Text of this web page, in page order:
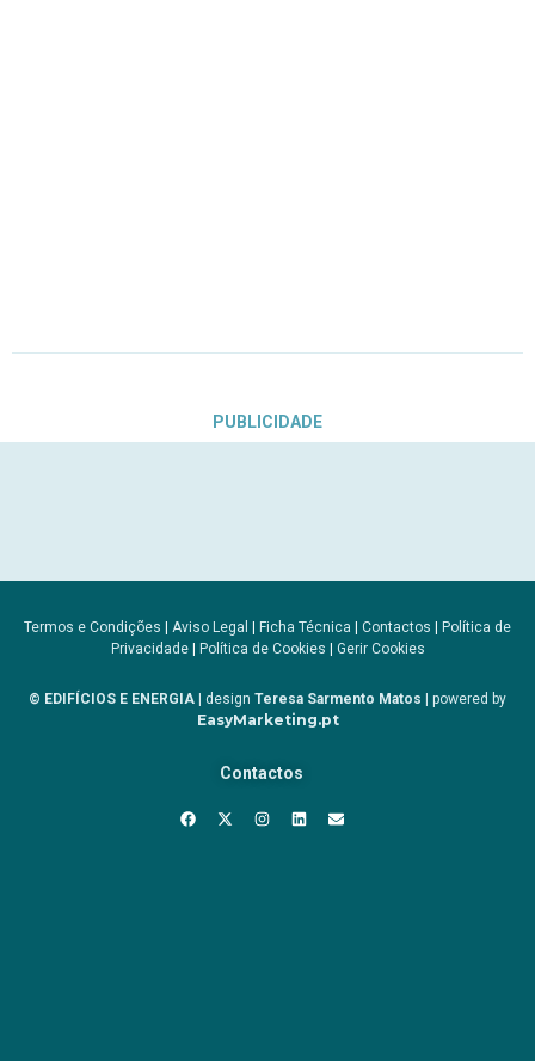
PUBLICIDADE
Termos e Condições | Aviso Legal | Ficha Técnica | Contactos | Política de
Privacidade| Política de Cookies | Gerir Cookies
© EDIFÍCIOS E ENERGIA | design Teresa Sarmento Matos | powered by
EasyMarketing.pt
Contactos